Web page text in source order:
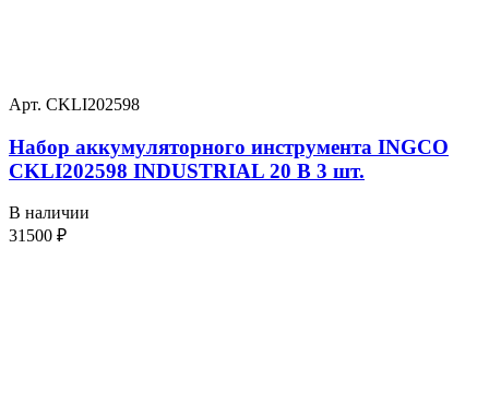
Арт. CKLI202598
Набор аккумуляторного инструмента INGCO
CKLI202598 INDUSTRIAL 20 В 3 шт.
В наличии
31500 ₽